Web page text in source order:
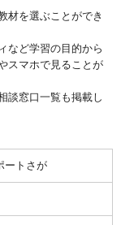
材を選ぶことができ
など学習の目的から
スマホで見ることが
談窓口一覧も掲載し
ートさが